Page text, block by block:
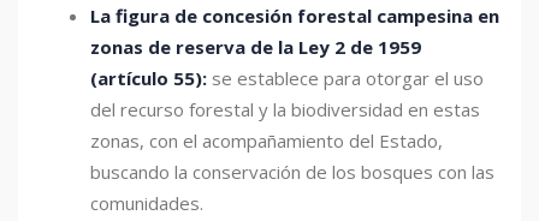
La figura de concesión forestal campesina en
zonas de reserva de la Ley 2 de 1959
(artículo 55): se establece para otorgar el uso
del recurso forestal y la biodiversidad en estas
zonas, con el acompañamiento del Estado,
buscando la conservación de los bosques con las
comunidades.